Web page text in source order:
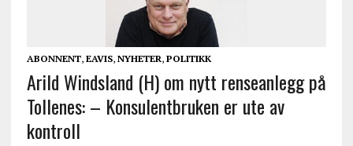
ABONNENT, EAVIS, NYHETER, POLITIKK
Arild Windsland (H) om nytt renseanlegg på
Tollenes: – Konsulentbruken er ute av
kontroll